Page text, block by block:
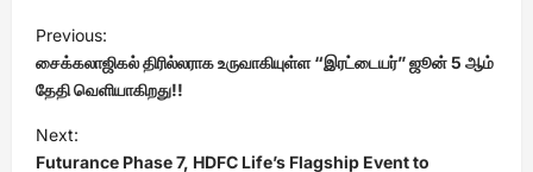
P
o
s
t
Previous:
சைக்கலாஜிகல் திரில்லராக உருவாகியுள்ள “இரட்டையர்” ஜூன் 5 ஆம்
தேதி வெளியாகிறது!!
Next:
Futurance Phase 7, HDFC Life’s Flagship Event to